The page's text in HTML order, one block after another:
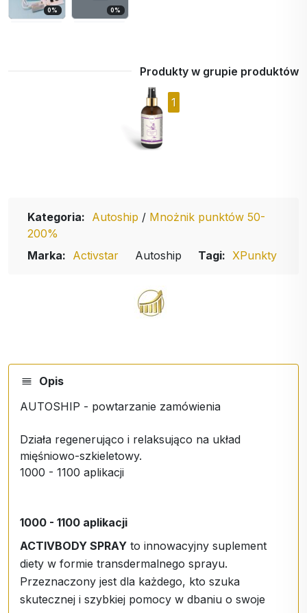
0% 0%
Produkty w grupie produktów
1
Kategoria: Autoship / Mnożnik punktów 50-
200%
Marka: Activstar Autoship Tagi: XPunkty
Opis
AUTOSHIP - powtarzanie zamówienia
Działa regenerująco i relaksująco na układ
mięśniowo-szkieletowy.
1000 - 1100 aplikacji
1000 - 1100 aplikacji
ACTIVBODY SPRAY to innowacyjny suplement
diety w formie transdermalnego sprayu.
Przeznaczony jest dla każdego, kto szuka
skutecznej i szybkiej pomocy w dbaniu o swoje